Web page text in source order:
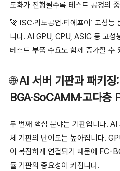
도화가 진행될수록 테스트 공정의
🚀 ISC·리노공업·티에프이: 고성능
니다. AI GPU, CPU, ASIC 등 고성
테스트 부품 수요도 함께 증가할 수
🌐AI 서버 기판과 패키
BGA·SoCAMM·고다층
두 번째 핵심 분야는 기판입니다.
체 기판의 난이도는 높아집니다.
이 복잡하게 연결되기 때문에 FC-
듈 기판의 중요성이 커집니다.